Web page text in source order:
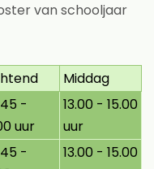
van schooljaar
Middag
-
uur
13.00 - 15.00
uur
-
13.00 - 15.00